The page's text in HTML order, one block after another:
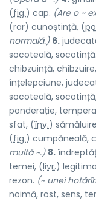
(fig.) cap. (Are o ~
(rar) cunoștință, (
normală.) 6.
socoteală, socotință.
chibzuință,
înțelepciune,
socoteală,
ponderație, tempera
sfat, (înv.) sămălui
(fig.) cumpăneală,
multă ~.) 8.
temei, (livr.) legitima
rezon. (~ unei
noimă, rost, sens,